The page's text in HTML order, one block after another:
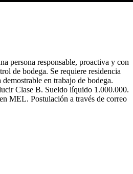
persona responsable, proactiva y con
de bodega. Se requiere residencia
en trabajo de bodega.
Clase B. Sueldo líquido 1.000.000.
MEL. Postulación a través de correo